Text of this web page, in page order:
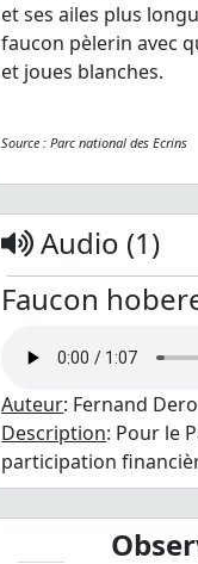
et ses ailes plus
faucon pèlerin avec
et joues blanches.
Source : Parc national des Ecrins
Audio (1)
Faucon
Auteur: Fernand
Description: Pour le
participation